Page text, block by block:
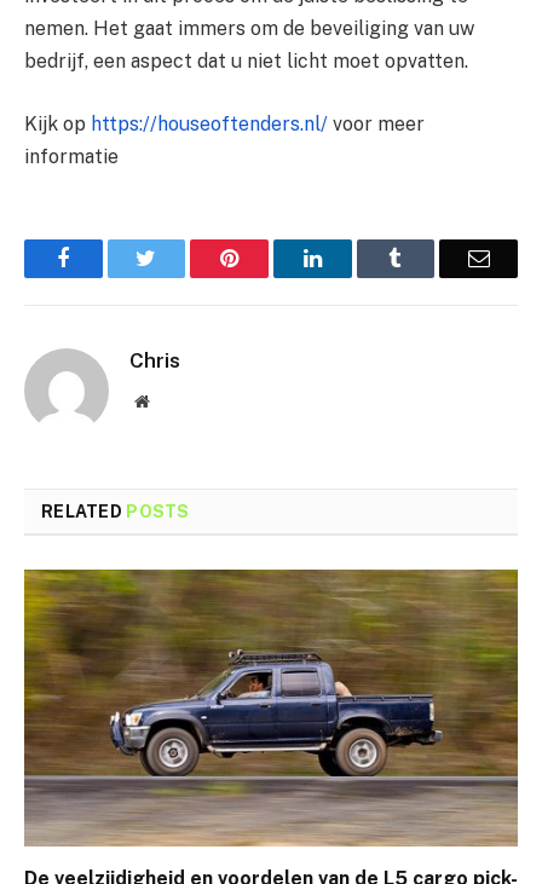
nemen. Het gaat immers om de beveiliging van uw
bedrijf, een aspect dat u niet licht moet opvatten.
Kijk op https://houseoftenders.nl/ voor meer
informatie
Facebook Pinterest LinkedIn Email
Chris
Website
RELATED POSTS
De veelzijdigheid en voordelen van de L5 cargo pick-